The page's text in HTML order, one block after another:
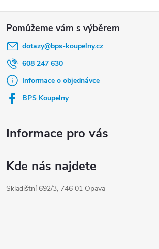
dotazy@bps-koupelny.cz
608 247 630
Informace o objednávce
BPS Koupelny
Informace pro vás
Kde nás najdete
Skladištní 692/3, 746 01 Opava